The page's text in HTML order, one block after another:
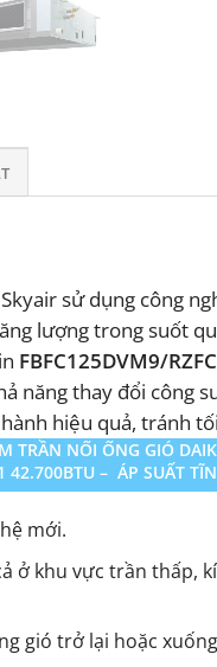
sử dụng công
lượng trong suốt
FBFC125DVM9/
năng thay đổi công
hiệu quả, tránh
TRẦN NỐI ỐNG GIÓ
42.700BTU – ÁP SUẤT
mới.
ở khu vực trần thấp,
gió trở lại hoặc